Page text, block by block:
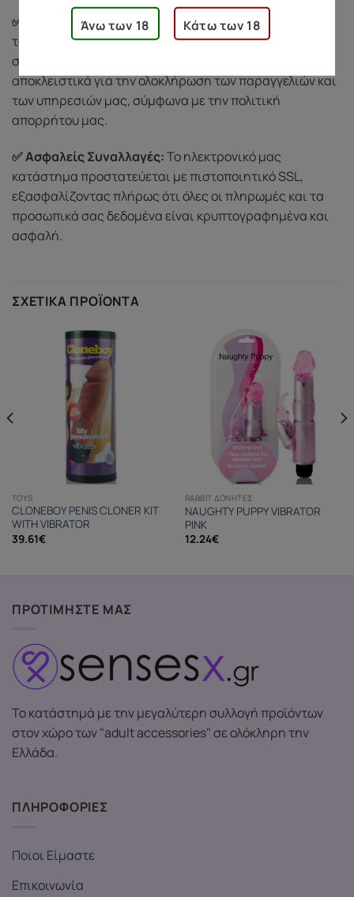
✅ Σεβασμός στην Ιδιωτικότητά σας:Προστατεύουμε
τα προσωπικά σας δεδομένα και δεν κοινοποιούμε ποτέ
σε τρίτους. Χρησιμοποιούμε τις πληροφορίες σας
αποκλειστικά για την ολοκλήρωση των παραγγελιών και
των υπηρεσιών μας, σύμφωνα με την πολιτική
απορρήτου μας.
✅ Ασφαλείς Συναλλαγές:Το ηλεκτρονικό μας
κατάστημα προστατεύεται με πιστοποιητικό SSL,
εξασφαλίζοντας πλήρως ότι όλες οι πληρωμές και τα
προσωπικά σας δεδομένα είναι κρυπτογραφημένα και
ασφαλή.
ΣΧΕΤΙΚΆ ΠΡΟΪΌΝΤΑ
TOYS
CLONEBOY PENIS CLONER KIT
WITH VIBRATOR
39.61€
RABBIT ΔΟΝΗΤΈΣ
NAUGHTY PUPPY VIBRATOR
PINK
12.24€
ΠΡΟΤΙΜΗΣΤΕ ΜΑΣ
Το κατάστημά με την μεγαλύτερη συλλογή προϊόντων
στον χώρο των "adult accessories" σε ολόκληρη την
Ελλάδα.
ΠΛΗΡΟΦΟΡΙΕΣ
Ποιοι Είμαστε
Επικοινωνία
Άνω των 18 Κάτω των 18